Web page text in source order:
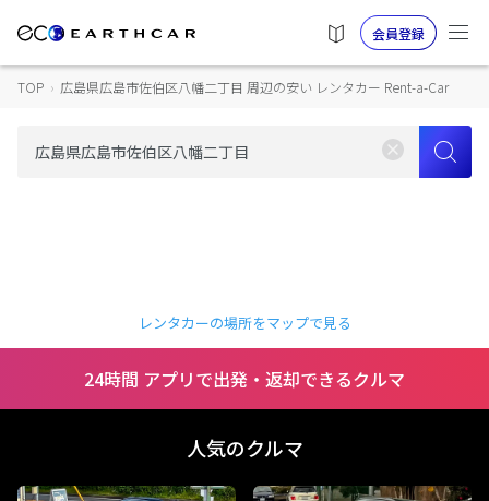
会員登録
TOP › 広島県広島市佐伯区八幡二丁目 周辺の安い レンタカー Rent-a-Car
レンタカーの場所をマップで見る
24時間 アプリで出発・返却できるクルマ
人気のクルマ